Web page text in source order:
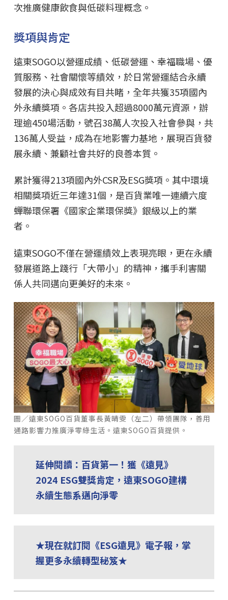
次推廣健康飲食與低碳料理概念。
獎項與肯定
遠東SOGO以營運成績、低碳營運、幸福職場、優
質服務、社會關懷等績效，於日常營運結合永續
發展的決心與成效有目共睹，全年共獲35項國內
外永續獎項。各店共投入超過8000萬元資源，辦
理逾450場活動，號召38萬人次投入社會參與，共
136萬人受益，成為在地影響力基地，展現百貨發
展永續、兼顧社會共好的良善本質。
累計獲得213項國內外CSR及ESG獎項。其中環境
相關獎項近三年達31個，是百貨業唯一連續六度
蟬聯環保署《國家企業環保獎》銀級以上的業
者。
遠東SOGO不僅在營運績效上表現亮眼，更在永續
發展道路上踐行「大帶小」的精神，攜手利害關
係人共同邁向更美好的未來。
圖／遠東SOGO百貨董事長黃晴雯（左二）帶領團隊，善用
通路影響力推廣淨零綠生活。遠東SOGO百貨提供。
延伸閱讀：百貨第一！獲《遠見》
2024 ESG雙獎肯定，遠東SOGO建構
永續生態系邁向淨零
★現在就訂閱《ESG遠見》電子報，掌
握更多永續轉型秘笈★